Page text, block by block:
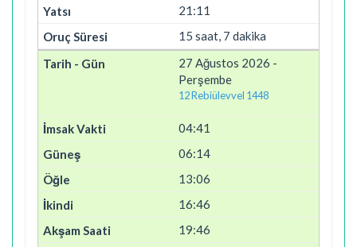
21:11
15 saat, 7 dakika
27 Ağustos 2026 -
Perşembe
12 Rebiülevvel 1448
04:41
06:14
13:06
16:46
19:46